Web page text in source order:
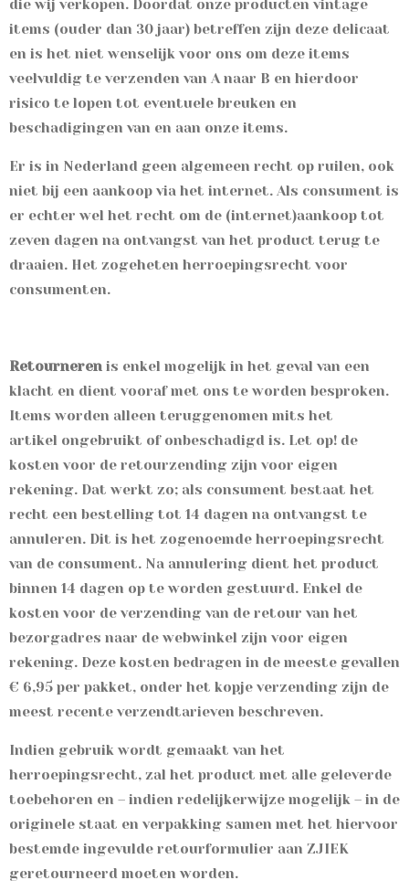
die wij verkopen. Doordat onze producten vintage
items (ouder dan 30 jaar) betreffen zijn deze delicaat
en is het niet wenselijk voor ons om deze items
veelvuldig te verzenden van A naar B en hierdoor
risico te lopen tot eventuele breuken en
beschadigingen van en aan onze items.
Er is in Nederland geen algemeen recht op ruilen, ook
niet bij een aankoop via het internet. Als consument is
er echter wel het recht om de (internet)aankoop tot
zeven dagen na ontvangst van het product terug te
draaien. Het zogeheten herroepingsrecht voor
consumenten.
Retourneren is enkel mogelijk in het geval van een
klacht en dient vooraf met ons te worden besproken.
Items worden alleen teruggenomen mits het
artikel ongebruikt of onbeschadigd is. Let op! de
kosten voor de retourzending zijn voor eigen
rekening. Dat werkt zo; als consument bestaat het
recht een bestelling tot 14 dagen na ontvangst te
annuleren. Dit is het zogenoemde herroepingsrecht
van de consument. Na annulering dient het product
binnen 14 dagen op te worden gestuurd. Enkel de
kosten voor de verzending van de retour van het
bezorgadres naar de webwinkel zijn voor eigen
rekening. Deze kosten bedragen in de meeste gevallen
€ 6,95 per pakket, onder het kopje verzending zijn de
meest recente verzendtarieven beschreven.
Indien gebruik wordt gemaakt van het
herroepingsrecht, zal het product met alle geleverde
toebehoren en – indien redelijkerwijze mogelijk – in de
originele staat en verpakking samen met het hiervoor
bestemde ingevulde retourformulier aan ZJIEK
geretourneerd moeten worden.